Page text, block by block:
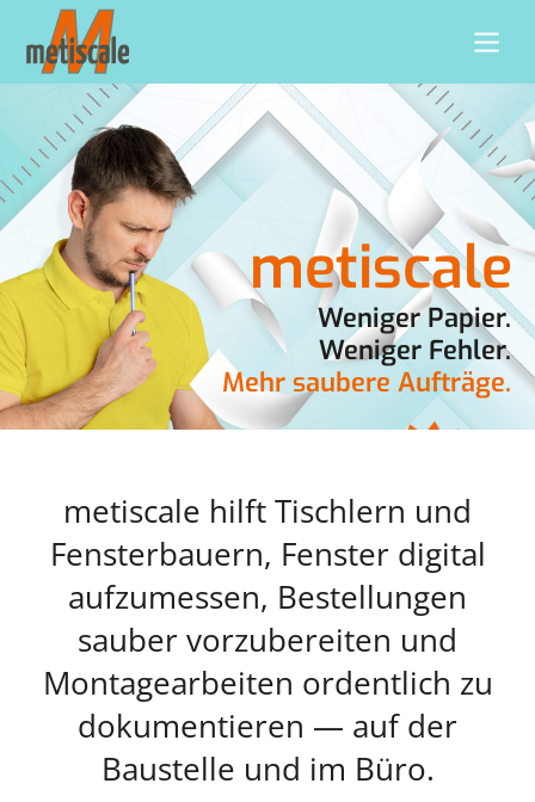
metiscale
Weniger Papier.
Weniger Fehler.
Mehr saubere Aufträge.
metiscale hilft Tischlern und
Fensterbauern, Fenster digital
aufzumessen, Bestellungen
sauber vorzubereiten und
Montagearbeiten ordentlich zu
dokumentieren — auf der
Baustelle und im Büro.